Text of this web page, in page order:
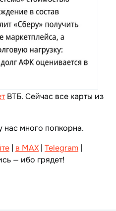
ВТБ. Сейчас все карты из
нас много попкорна.
| в MAX | Telegram |
— ибо грядет!